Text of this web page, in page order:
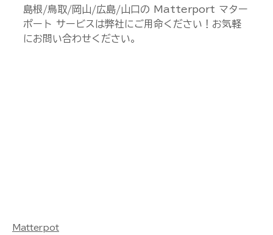
島根/鳥取/岡山/広島/山口の Matterport マター
ポート サービスは弊社にご用命ください！お気軽
にお問い合わせください。
Matterpot